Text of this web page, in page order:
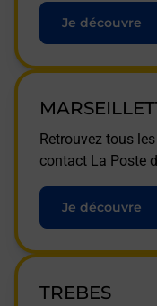
Je découvre
Retrouvez tous
contact La Poste
Je découvre
TREBES